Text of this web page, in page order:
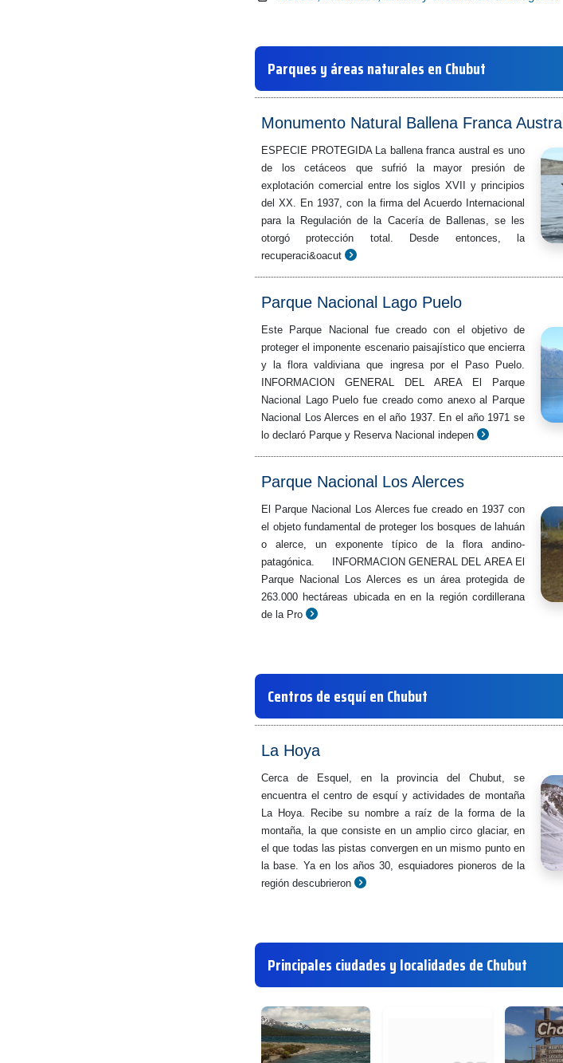
Parques y áreas naturales en Chubut
Monumento Natural Ballena Franca Austral
ESPECIE PROTEGIDA La ballena franca austral es uno
de los cetáceos que sufrió la mayor presión de
explotación comercial entre los siglos XVII y principios
del XX. En 1937, con la firma del Acuerdo Internacional
para la Regulación de la Cacería de Ballenas, se les
otorgó protección total. Desde entonces, la
recuperaci&oacut
Parque Nacional Lago Puelo
Este Parque Nacional fue creado con el objetivo de
proteger el imponente escenario paisajístico que encierra
y la flora valdiviana que ingresa por el Paso Puelo.
INFORMACION GENERAL DEL AREA El Parque
Nacional Lago Puelo fue creado como anexo al Parque
Nacional Los Alerces en el año 1937. En el año 1971 se
lo declaró Parque y Reserva Nacional indepen
Parque Nacional Los Alerces
El Parque Nacional Los Alerces fue creado en 1937 con
el objeto fundamental de proteger los bosques de lahuán
o alerce, un exponente típico de la flora andino-
patagónica. INFORMACION GENERAL DEL AREA El
Parque Nacional Los Alerces es un área protegida de
263.000 hectáreas ubicada en en la región cordillerana
de la Pro
Centros de esquí en Chubut
La Hoya
Cerca de Esquel, en la provincia del Chubut, se
encuentra el centro de esquí y actividades de montaña
La Hoya. Recibe su nombre a raíz de la forma de la
montaña, la que consiste en un amplio circo glaciar, en
el que todas las pistas convergen en un mismo punto en
la base. Ya en los años 30, esquiadores pioneros de la
región descubrieron
Principales ciudades y localidades de Chubut